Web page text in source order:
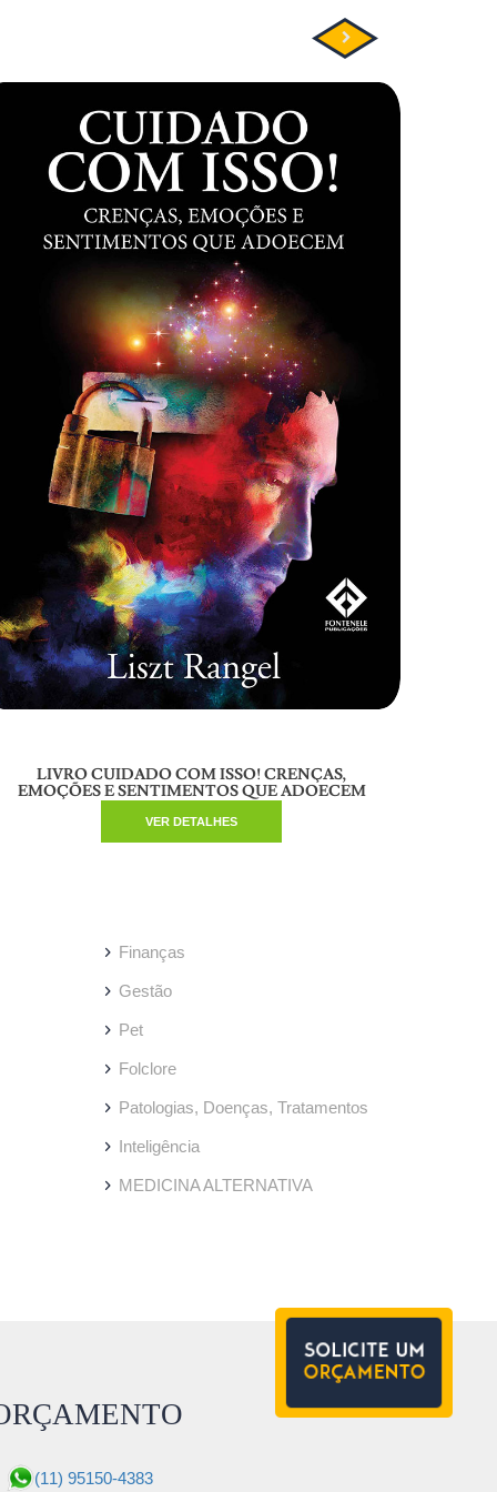
LIVRO CUIDADO COM ISSO! CRENÇAS,
EMOÇÕES E SENTIMENTOS QUE ADOECEM
VER DETALHES
Finanças
Gestão
Pet
Folclore
Patologias, Doenças, Tratamentos
Inteligência
MEDICINA ALTERNATIVA
(11) 95150-4383